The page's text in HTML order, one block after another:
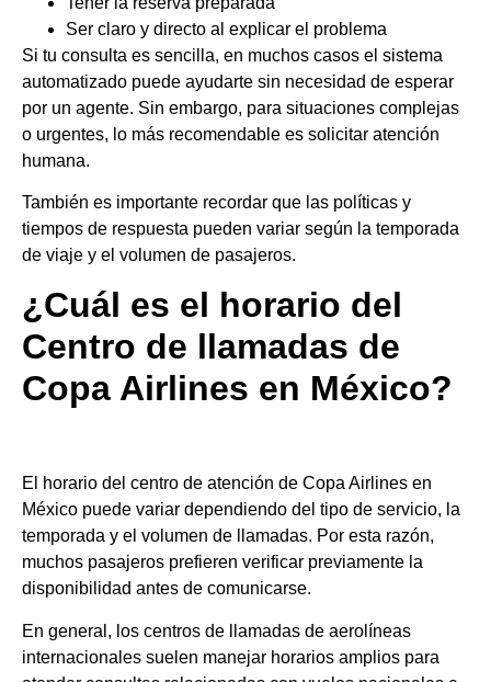
Ser claro y directo al explicar el problema
Si tu consulta es sencilla, en muchos casos el sistema
automatizado puede ayudarte sin necesidad de esperar
por un agente. Sin embargo, para situaciones complejas
o urgentes, lo más recomendable es solicitar atención
humana.
También es importante recordar que las políticas y
tiempos de respuesta pueden variar según la temporada
de viaje y el volumen de pasajeros.
¿Cuál es el horario del
Centro de llamadas de
Copa Airlines en México?
El horario del centro de atención de Copa Airlines en
México puede variar dependiendo del tipo de servicio, la
temporada y el volumen de llamadas. Por esta razón,
muchos pasajeros prefieren verificar previamente la
disponibilidad antes de comunicarse.
En general, los centros de llamadas de aerolíneas
internacionales suelen manejar horarios amplios para